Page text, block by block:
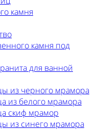
камня
камня под
для ванной
из черного мрамора
из белого мрамора
скиф мрамор
из синего мрамора